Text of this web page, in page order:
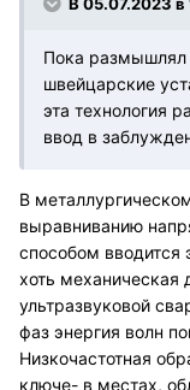
В 05.07.2023 в
Пока размышлял
швейцарские
эта технология
ввод в
В
выравниванию
способом вводится
хоть механическая
ультразвуковой
фаз энергия волн
Низкочастотная
ключе- в местах,